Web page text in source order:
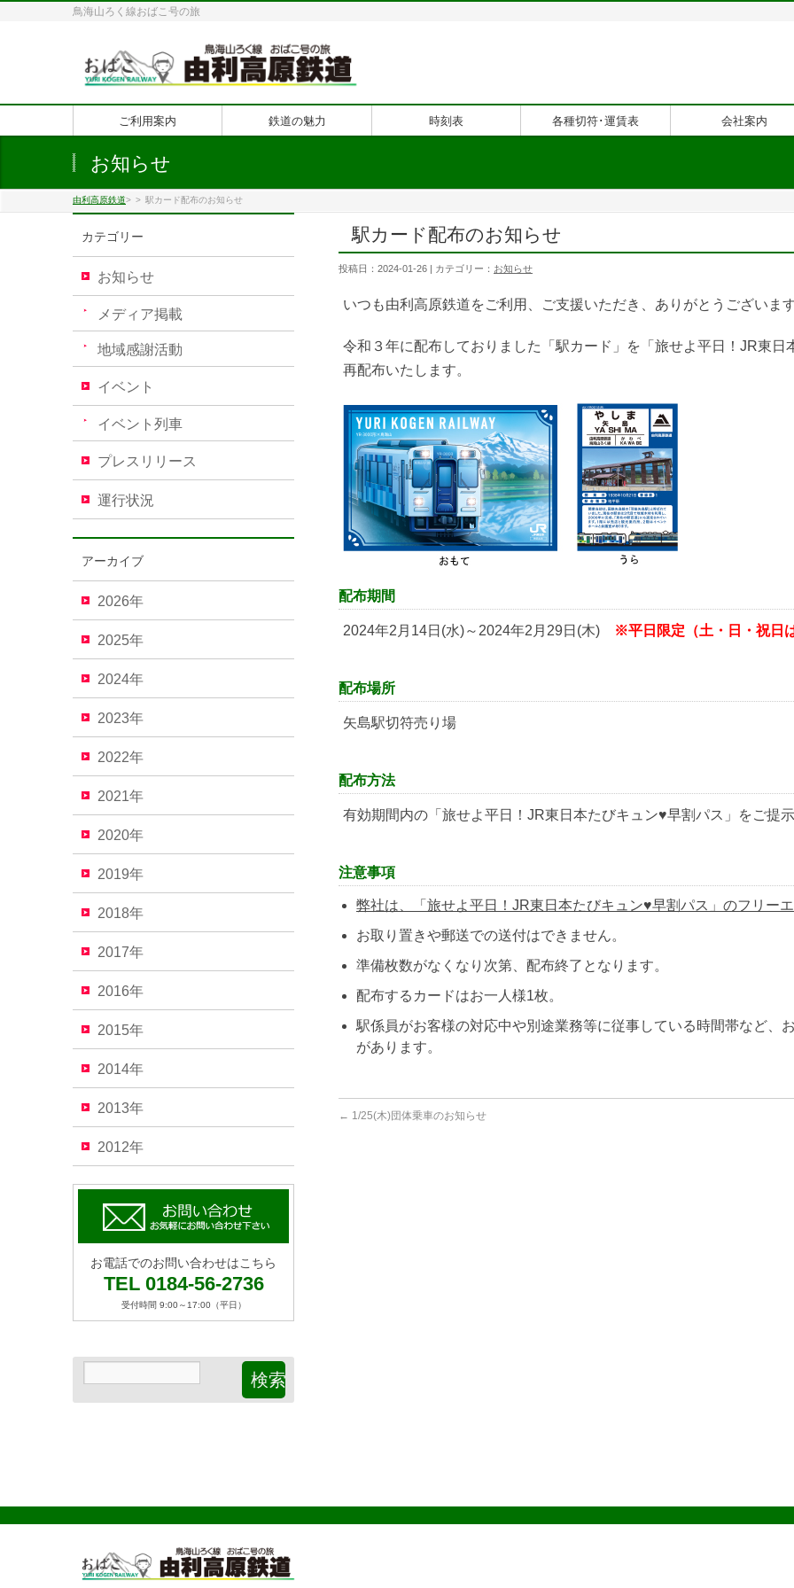
鳥海山ろく線おばこ号の旅
ご利用案内 鉄道の魅力 時刻表 各種切符･運賃表 会社案内
お知らせ
由利高原鉄道> > 駅カード配布のお知らせ
駅カード配布のお知らせ
投稿日：2024-01-26 | カテゴリー： お知らせ
いつも由利高原鉄道をご利用、ご支援いただき、ありがとうございま
令和３年に配布しておりました「駅カード」を「旅せよ平日！JR東
再配布いたします。
配布期間
2024年2月14日(水)～2024年2月29日(木) ※平日限定（土・日・祝日
配布場所
矢島駅切符売り場
配布方法
有効期間内の「旅せよ平日！JR東日本たびキュン♥早割パス」をご提
注意事項
弊社は、「旅せよ平日！JR東日本たびキュン♥早割パス」のフリー
お取り置きや郵送での送付はできません。
準備枚数がなくなり次第、配布終了となります。
配布するカードはお一人様1枚。
駅係員がお客様の対応中や別途業務等に従事している時間帯など、
があります。
← 1/25(木)団体乗車のお知らせ
カテゴリー
お知らせ
メディア掲載
地域感謝活動
イベント
イベント列車
プレスリリース
運行状況
アーカイブ
2026年
2025年
2024年
2023年
2022年
2021年
2020年
2019年
2018年
2017年
2016年
2015年
2014年
2013年
2012年
お電話でのお問い合わせはこちら
TEL 0184-56-2736
受付時間 9:00～17:00（平日）